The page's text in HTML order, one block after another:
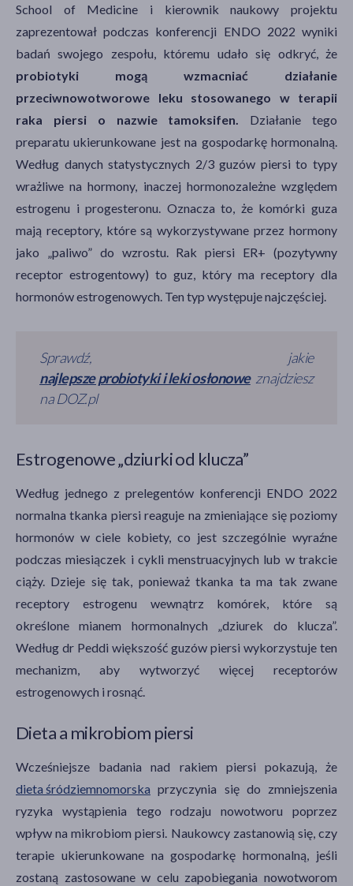
School of Medicine i kierownik naukowy projektu
zaprezentował podczas konferencji ENDO 2022 wyniki
badań swojego zespołu, któremu udało się odkryć, że
probiotyki mogą wzmacniać działanie
przeciwnowotworowe leku stosowanego w terapii
raka piersi o nazwie tamoksifen. Działanie tego
preparatu ukierunkowane jest na gospodarkę hormonalną.
Według danych statystycznych 2/3 guzów piersi to typy
wrażliwe na hormony, inaczej hormonozależne względem
estrogenu i progesteronu. Oznacza to, że komórki guza
mają receptory, które są wykorzystywane przez hormony
jako „paliwo” do wzrostu. Rak piersi ER+ (pozytywny
receptor estrogentowy) to guz, który ma receptory dla
hormonów estrogenowych. Ten typ występuje najczęściej.
Sprawdź, jakie
najlepsze probiotyki i leki osłonoweznajdziesz
na DOZ.pl
Estrogenowe „dziurki od klucza”
Według jednego z prelegentów konferencji ENDO 2022
normalna tkanka piersi reaguje na zmieniające się poziomy
hormonów w ciele kobiety, co jest szczególnie wyraźne
podczas miesiączek i cykli menstruacyjnych lub w trakcie
ciąży. Dzieje się tak, ponieważ tkanka ta ma tak zwane
receptory estrogenu wewnątrz komórek, które są
określone mianem hormonalnych „dziurek do klucza”.
Według dr Peddi większość guzów piersi wykorzystuje ten
mechanizm, aby wytworzyć więcej receptorów
estrogenowych i rosnąć.
Dieta a mikrobiom piersi
Wcześniejsze badania nad rakiem piersi pokazują, że
dieta śródziemnomorska przyczynia się do zmniejszenia
ryzyka wystąpienia tego rodzaju nowotworu poprzez
wpływ na mikrobiom piersi. Naukowcy zastanowią się, czy
terapie ukierunkowane na gospodarkę hormonalną, jeśli
zostaną zastosowane w celu zapobiegania nowotworom